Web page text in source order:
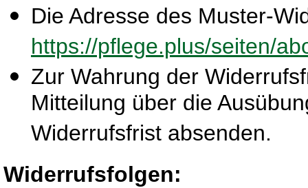
Die Adresse des Muster-
https://pflege.plus/seiten/
Zur Wahrung der
Mitteilung über die
Widerrufsfrist absenden.
Widerrufsfolgen: